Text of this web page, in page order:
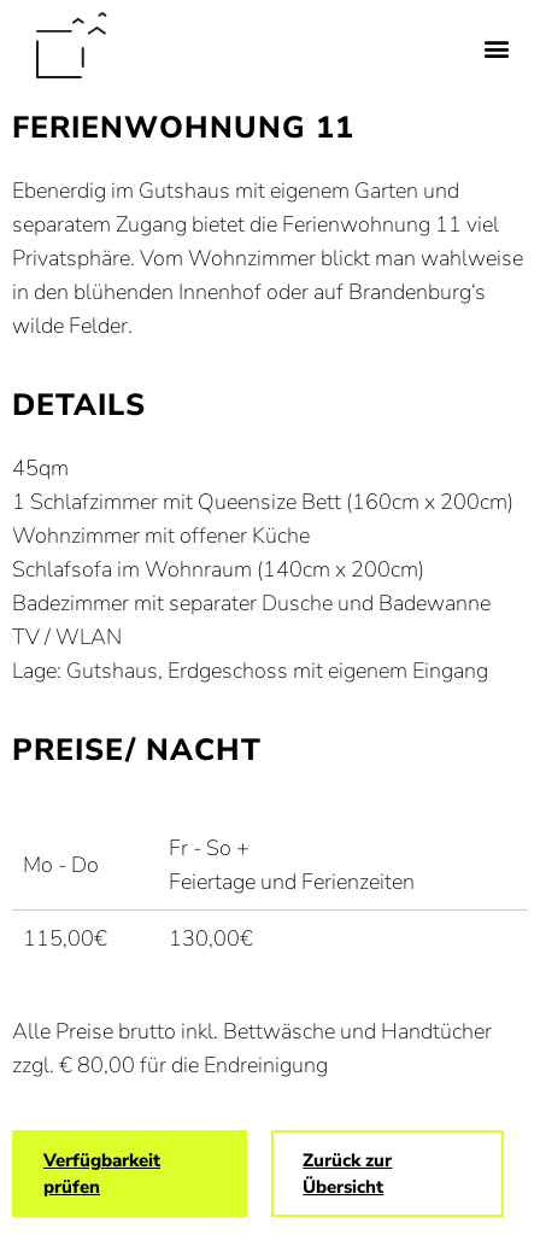
FERIENWOHNUNG 11
Ebenerdig im Gutshaus mit eigenem Garten und
separatem Zugang bietet die Ferienwohnung 11 viel
Privatsphäre. Vom Wohnzimmer blickt man wahlweise
in den blühenden Innenhof oder auf Brandenburg‘s
wilde Felder.
DETAILS
45qm
1 Schlafzimmer mit Queensize Bett (160cm x 200cm)
Wohnzimmer mit offener Küche
Schlafsofa im Wohnraum (140cm x 200cm)
Badezimmer mit separater Dusche und Badewanne
TV / WLAN
Lage: Gutshaus, Erdgeschoss mit eigenem Eingang
PREISE/ NACHT
Mo - Do
Fr - So +
Feiertage und Ferienzeiten
115,00€
130,00€
Alle Preise brutto inkl. Bettwäsche und Handtücher
zzgl. € 80,00 für die Endreinigung
Verfügbarkeit
prüfen
Zurück zur
Übersicht